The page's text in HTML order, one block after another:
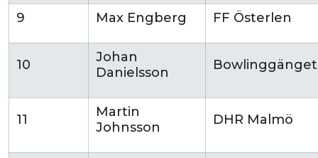
9 Max Engberg FF Österlen
10
Johan
Danielsson
Bowlinggänget
11
Martin
Johnsson
DHR Malmö